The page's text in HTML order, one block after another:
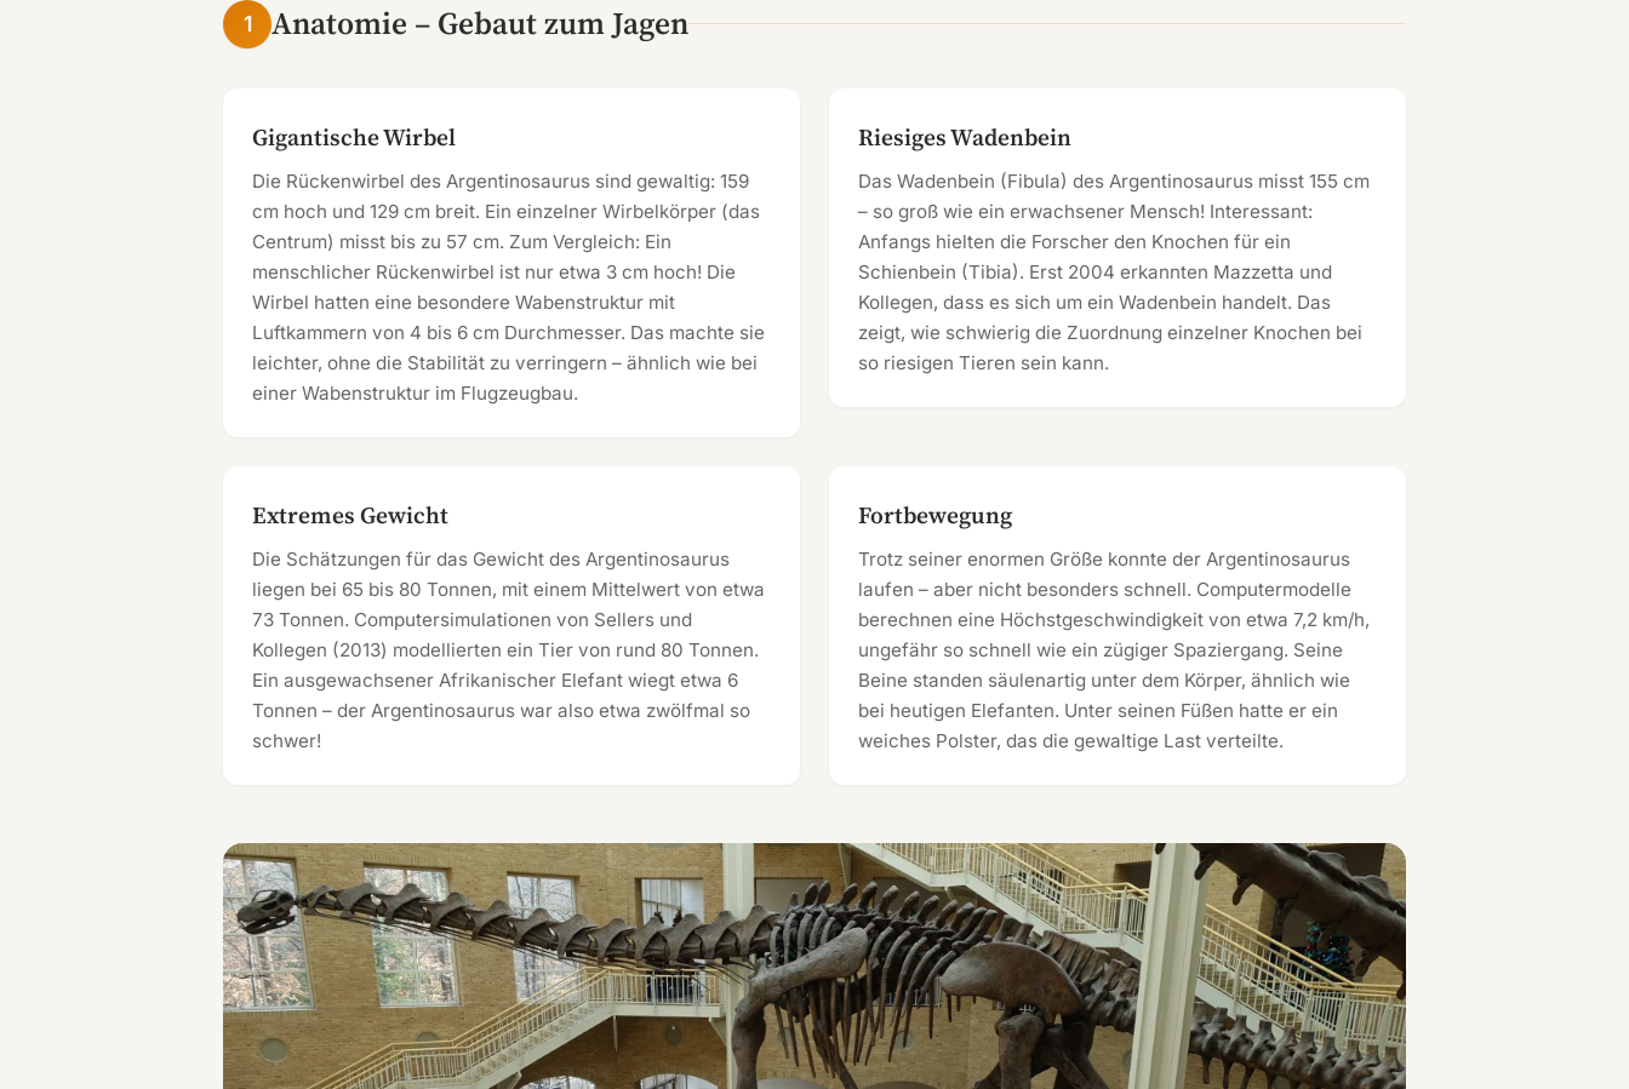
1 Anatomie – Gebaut zum Jagen
Gigantische Wirbel
Die Rückenwirbel des Argentinosaurus sind gewaltig: 159
cm hoch und 129 cm breit. Ein einzelner Wirbelkörper (das
Centrum) misst bis zu 57 cm. Zum Vergleich: Ein
menschlicher Rückenwirbel ist nur etwa 3 cm hoch! Die
Wirbel hatten eine besondere Wabenstruktur mit
Luftkammern von 4 bis 6 cm Durchmesser. Das machte sie
leichter, ohne die Stabilität zu verringern – ähnlich wie bei
einer Wabenstruktur im Flugzeugbau.
Riesiges Wadenbein
Das Wadenbein (Fibula) des Argentinosaurus misst 155 cm
– so groß wie ein erwachsener Mensch! Interessant:
Anfangs hielten die Forscher den Knochen für ein
Schienbein (Tibia). Erst 2004 erkannten Mazzetta und
Kollegen, dass es sich um ein Wadenbein handelt. Das
zeigt, wie schwierig die Zuordnung einzelner Knochen bei
so riesigen Tieren sein kann.
Extremes Gewicht
Die Schätzungen für das Gewicht des Argentinosaurus
liegen bei 65 bis 80 Tonnen, mit einem Mittelwert von etwa
73 Tonnen. Computersimulationen von Sellers und
Kollegen (2013) modellierten ein Tier von rund 80 Tonnen.
Ein ausgewachsener Afrikanischer Elefant wiegt etwa 6
Tonnen – der Argentinosaurus war also etwa zwölfmal so
schwer!
Fortbewegung
Trotz seiner enormen Größe konnte der Argentinosaurus
laufen – aber nicht besonders schnell. Computermodelle
berechnen eine Höchstgeschwindigkeit von etwa 7,2 km/h,
ungefähr so schnell wie ein zügiger Spaziergang. Seine
Beine standen säulenartig unter dem Körper, ähnlich wie
bei heutigen Elefanten. Unter seinen Füßen hatte er ein
weiches Polster, das die gewaltige Last verteilte.